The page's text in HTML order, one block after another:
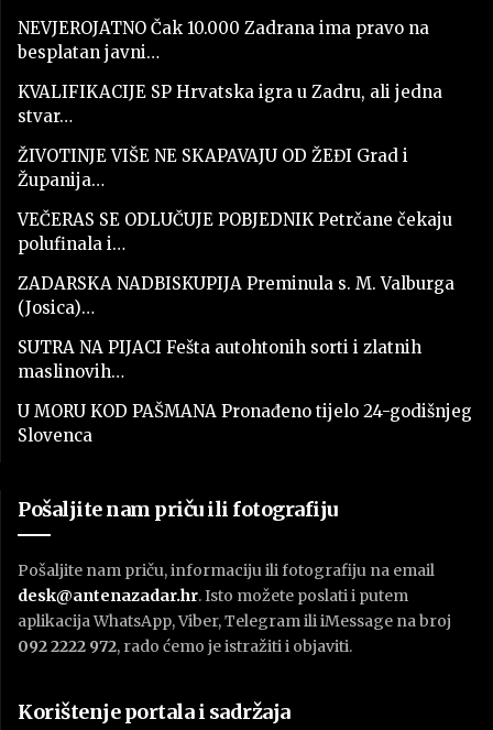
NEVJEROJATNO Čak 10.000 Zadrana ima pravo na
besplatan javni…
KVALIFIKACIJE SP Hrvatska igra u Zadru, ali jedna
stvar…
ŽIVOTINJE VIŠE NE SKAPAVAJU OD ŽEĐI Grad i
Županija…
VEČERAS SE ODLUČUJE POBJEDNIK Petrčane čekaju
polufinala i…
ZADARSKA NADBISKUPIJA Preminula s. M. Valburga
(Josica)…
SUTRA NA PIJACI Fešta autohtonih sorti i zlatnih
maslinovih…
U MORU KOD PAŠMANA Pronađeno tijelo 24-godišnjeg
Slovenca
Pošaljite nam priču ili fotografiju
Pošaljite nam priču, informaciju ili fotografiju na email
desk@antenazadar.hr. Isto možete poslati i putem
aplikacija WhatsApp, Viber, Telegram ili iMessage na broj
092 2222 972, rado ćemo je istražiti i objaviti.
Korištenje portala i sadržaja